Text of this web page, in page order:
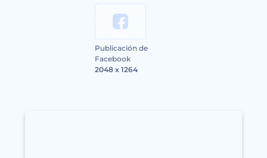
Publicación de
Facebook
2048 x 1264